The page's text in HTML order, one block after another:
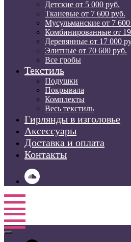
Детские от 5 000 руб.
Тканевые от 7 600 руб.
Мусульманские от 7 600
Комбинированные от
Деревянные от 17 000
Элитные от 70 600 руб.
Все гробы
Текстиль
Подушки
Покрывала
Комплекты
Весь текстиль
Гирлянды в изголовье
Аксессуары
Доставка и оплата
Контакты